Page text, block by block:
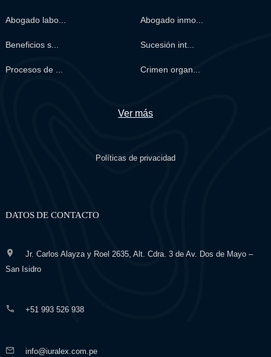
Abogado labo... Abogado inmo...
Beneficios s... Sucesión int...
Procesos de ... Crimen organ...
Ver más
Políticas de privacidad
DATOS DE CONTACTO
Jr. Carlos Alayza y Roel 2635, Alt. Cdra. 3 de Av. Dos de Mayo –
San Isidro
+51 993 526 938
info@iuralex.com.pe